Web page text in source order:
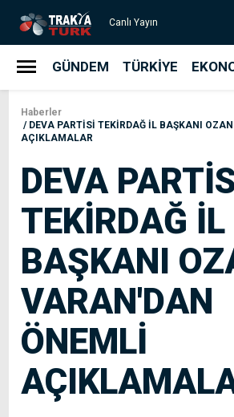
Canlı Yayın
GÜNDEM TÜRKIYE
Haberler
DEVA PARTİSİ TEKİRDAĞ İL BAŞKANI
AÇIKLAMALAR
DEVA
TEKİRDAĞ İL
BAŞKANI
VARAN'DAN
ÖNEMLİ